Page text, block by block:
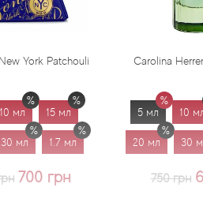
Carolina Herrera Virgin Mint
5 мл 10 мл 15 мл
20 мл 30 мл 1.7 мл
750 грн